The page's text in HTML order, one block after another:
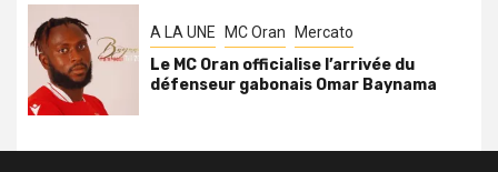
A LA UNE MC Oran Mercato
Le MC Oran officialise l’arrivée du
défenseur gabonais Omar Baynama